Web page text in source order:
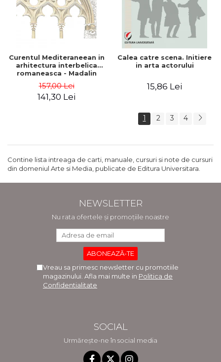
Curentul Mediteraneean in
arhitectura interbelica
romaneasca - Madalin
157,00 Lei
141,30 Lei
Calea catre scena. Initiere
in arta actorului
15,86 Lei
1 2 3 4
Contine lista intreaga de carti, manuale, cursuri si note de cursuri
din domeniul Arte si Media, publicate de Editura Universitara.
NEWSLETTER
Nu rata ofertele și promoțiile noastre
Vreau sa primesc newsletter cu promotiile
magazinului. Afla mai multe in Politica de
Confidentialitate
SOCIAL
Urmărește-ne în social media